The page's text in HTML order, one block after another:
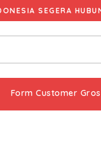
SEGERA
Form Customer